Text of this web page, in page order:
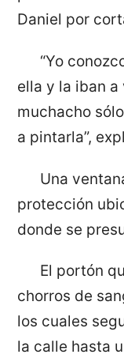
Daniel por
“Yo
ella y la iban a
muchacho
a pintarla”,
Una
protección
donde se
El portón
chorros de
los cuales
la calle hasta